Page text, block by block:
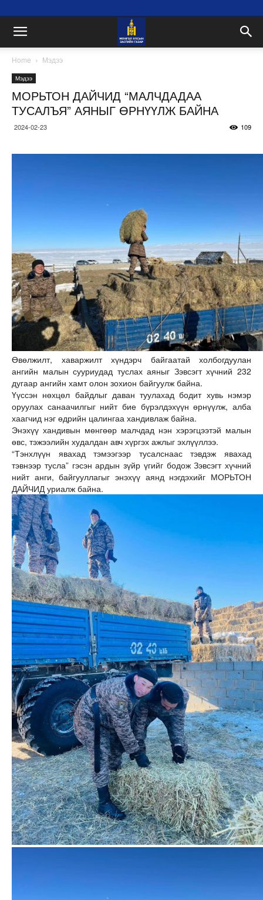
Home Мэдээ
Мэдээ
МОРЬТОН ДАЙЧИД “МАЛЧДАДАА
ТУСАЛЪЯ” АЯНЫГ ӨРНҮҮЛЖ БАЙНА
2024-02-23 109
Өвөлжилт, хаваржилт хүндэрч байгаатай холбогдуулан
ангийн малын сууриудад туслах аяныг Зэвсэгт хүчний 232
дугаар ангийн хамт олон зохион байгуулж байна.
Үүссэн нөхцөл байдлыг даван туулахад бодит хувь нэмэр
оруулах санаачилгыг нийт бие бүрэлдэхүүн өрнүүлж, алба
хаагчид нэг өдрийн цалингаа хандивлаж байна.
Энэхүү хандивын мөнгөөр малчдад нэн хэрэгцээтэй малын
өвс, тэжээлийн худалдан авч хүргэх ажлыг эхлүүллээ.
“Тэнхлүүн явахад тэмээгээр тусалснаас тэвдэж явахад
тэвнээр тусла” гэсэн ардын зүйр үгийг бодож Зэвсэгт хүчний
нийт анги, байгууллагыг энэхүү аянд нэгдэхийг МОРЬТОН
ДАЙЧИД уриалж байна.